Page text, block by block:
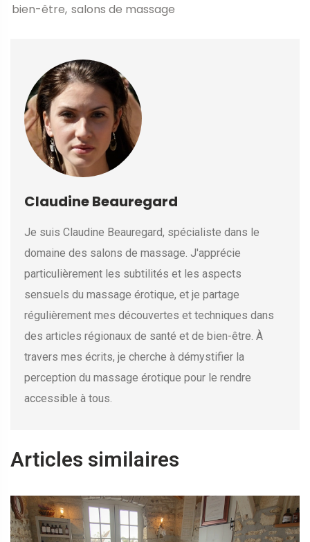
bien-être salons de massage
Claudine Beauregard
Je suis Claudine Beauregard, spécialiste dans le
domaine des salons de massage. J'apprécie
particulièrement les subtilités et les aspects
sensuels du massage érotique, et je partage
régulièrement mes découvertes et techniques dans
des articles régionaux de santé et de bien-être. À
travers mes écrits, je cherche à démystifier la
perception du massage érotique pour le rendre
accessible à tous.
Articles similaires